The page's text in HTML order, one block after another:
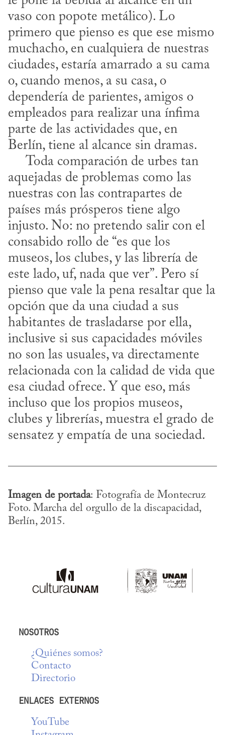
vaso con popote metálico). Lo
primero que pienso es que ese mismo
muchacho, en cualquiera de nuestras
ciudades, estaría amarrado a su cama
o, cuando menos, a su casa, o
dependería de parientes, amigos o
empleados para realizar una ínfima
parte de las actividades que, en
Berlín, tiene al alcance sin dramas.
aquejadas de problemas como las
nuestras con las contrapartes de
países más prósperos tiene algo
injusto. No: no pretendo salir con el
consabido rollo de “es que los
museos, los clubes, y las librería de
este lado, uf, nada que ver”. Pero sí
pienso que vale la pena resaltar que la
opción que da una ciudad a sus
habitantes de trasladarse por ella,
inclusive si sus capacidades móviles
no son las usuales, va directamente
relacionada con la calidad de vida que
esa ciudad ofrece. Y que eso, más
incluso que los propios museos,
clubes y librerías, muestra el grado de
sensatez y empatía de una sociedad.
Imagen de portada: Fotografía de Montecruz
Foto. Marcha del orgullo de la discapacidad,
Berlín, 2015.
NOSOTROS
¿Quiénes somos?
Contacto
Directorio
ENLACES EXTERNOS
YouTube